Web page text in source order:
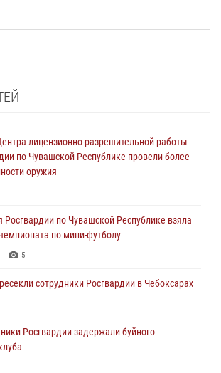
лицензионно-разрешительной работы
по Чувашской Республике провели более
оружия
по Чувашской Республике взяла
по мини-футболу
5
сотрудники Росгвардии в Чебоксарах
Росгвардии задержали буйного